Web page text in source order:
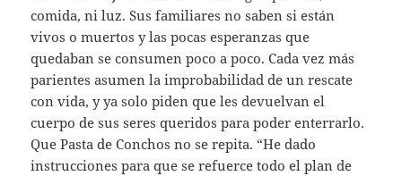
comida, ni luz. Sus familiares no saben si están
vivos o muertos y las pocas esperanzas que
quedaban se consumen poco a poco. Cada vez más
parientes asumen la improbabilidad de un rescate
con vida, y ya solo piden que les devuelvan el
cuerpo de sus seres queridos para poder enterrarlo.
Que Pasta de Conchos no se repita. “He dado
instrucciones para que se refuerce todo el plan de